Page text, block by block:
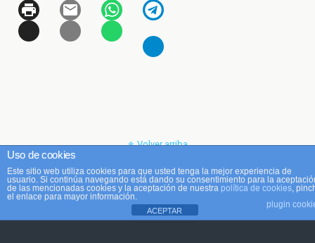
Volver arriba
Móvil Escritorio
Uso de cookies
Este sitio web utiliza cookies para que usted tenga la mejor experiencia de
usuario. Si continúa navegando está dando su consentimiento para la
de las mencionadas cookies y la aceptación de nuestra política de cookies ,
el enlace para mayor información.
plugin
ACEPTAR